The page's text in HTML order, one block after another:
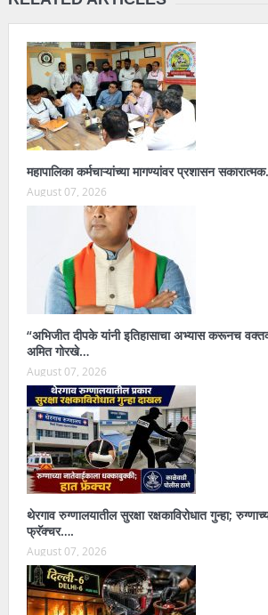
महापालिका कर्मचाऱ्यांच्या मागण्यांवर प्रशासन
August 07, 2026
“अभिजीत दीपके यांनी इतिहासाचा अभ्यास करूनच
अमित गोरखे…
August 07, 2026
थेरगाव रुग्णालयातील सुरक्षा रक्षकाविरोधात गुन्हा;
फ्रॅक्चर….
August 07, 2026